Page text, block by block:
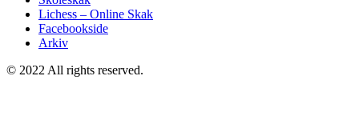
Lichess – Online Skak
Facebookside
Arkiv
© 2022 All rights reserved.